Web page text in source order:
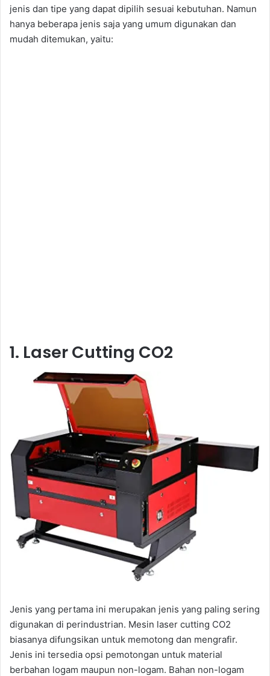
jenis dan tipe yang dapat dipilih sesuai kebutuhan. Namun
hanya beberapa jenis saja yang umum digunakan dan
mudah ditemukan, yaitu:
1. Laser Cutting CO2
Jenis yang pertama ini merupakan jenis yang paling sering
digunakan di perindustrian. Mesin laser cutting CO2
biasanya difungsikan untuk memotong dan mengrafir.
Jenis ini tersedia opsi pemotongan untuk material
berbahan logam maupun non-logam. Bahan non-logam